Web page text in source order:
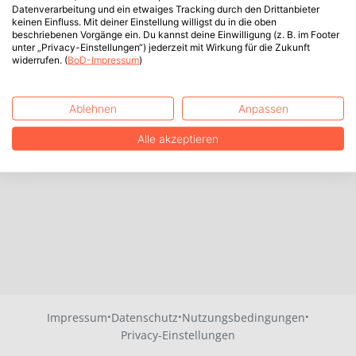
Impressum·Datenschutz·Nutzungsbedingungen·
Privacy-Einstellungen
Datenverarbeitung und ein etwaiges Tracking durch den Drittanbieter
keinen Einfluss. Mit deiner Einstellung willigst du in die oben
beschriebenen Vorgänge ein. Du kannst deine Einwilligung (z. B. im Footer
unter „Privacy-Einstellungen“) jederzeit mit Wirkung für die Zukunft
widerrufen. (BoD-Impressum)
Ablehnen Anpassen
Alle akzeptieren